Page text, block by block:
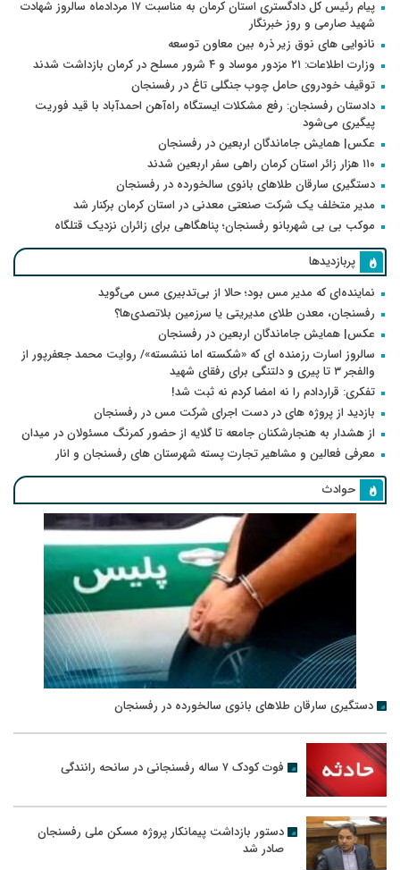
پیام رئیس کل دادگستری استان کرمان به مناسبت ۱۷ مردادماه سالروز شهادت
شهید صارمی و روز خبرنگار
نانوایی های نوق زیر ذره بین معاون توسعه
وزارت اطلاعات: ۲۱ مزدور موساد و ۴ شرور مسلح در کرمان بازداشت شدند
توقیف خودروی حامل چوب جنگلی تاغ در رفسنجان
دادستان رفسنجان: رفع مشکلات ایستگاه راه‌آهن احمدآباد با قید فوریت
پیگیری می‌شود
عکس| همایش جاماندگان اربعین در رفسنجان
۱۱۰ هزار زائر استان کرمان راهی سفر اربعین شدند
دستگیری سارقان طلاهای بانوی سالخورده در رفسنجان
مدیر متخلف یک شرکت صنعتی معدنی در استان کرمان برکنار شد
موکب بی بی شهربانو رفسنجان؛ پناهگاهی برای زائران نزدیک قتلگاه
پربازدیدها
نماینده‌ای که مدیر مس بود؛ حالا از بی‌تدبیری مس می‌گوید
رفسنجان، معدن طلای مدیریتی یا سرزمین بلاتصدی‌ها؟
عکس| همایش جاماندگان اربعین در رفسنجان
سالروز اسارت رزمنده ای که «شکسته اما ننشسته»/ روایت محمد جعفرپور از
والفجر ۳ تا پیری و دلتنگی برای رفقای شهید
تفکری: قراردادم را نه امضا کردم نه ثبت شد!
بازدید از پروژه های در دست اجرای شرکت مس در رفسنجان
از هشدار به هنجارشکنان جامعه تا گلایه از حضور کمرنگ مسئولان در میدان
معرفی فعالین و مشاهیر تجارت پسته شهرستان های رفسنجان و انار
حوادث
دستگیری سارقان طلاهای بانوی سالخورده در رفسنجان
فوت کودک ۷ ساله رفسنجانی در سانحه رانندگی
دستور بازداشت پیمانکار پروژه مسکن ملی رفسنجان
صادر شد